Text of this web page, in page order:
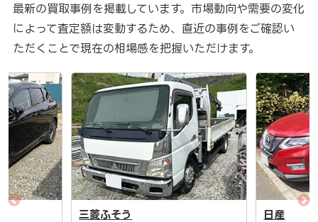
最新の買取事例を掲載しています。市場動向や需要の変化
によって査定額は変動するため、直近の事例をご確認い
ただくことで現在の相場感を把握いただけます。
三菱ふそう
日産